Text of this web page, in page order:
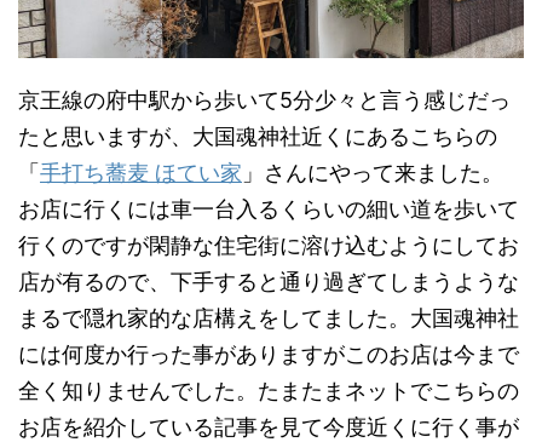
京王線の府中駅から歩いて5分少々と言う感じだっ
たと思いますが、大国魂神社近くにあるこちらの
「 手打ち蕎麦 ほてい家 」さんにやって来ました。
お店に行くには車一台入るくらいの細い道を歩いて
行くのですが閑静な住宅街に溶け込むようにしてお
店が有るので、下手すると通り過ぎてしまうような
まるで隠れ家的な店構えをしてました。大国魂神社
には何度か行った事がありますがこのお店は今まで
全く知りませんでした。たまたまネットでこちらの
お店を紹介している記事を見て今度近くに行く事が